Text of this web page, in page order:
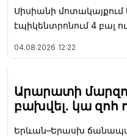
Սիսիանի մոտակայքում
էպիկենտրոնում 4 բալ
04.08.2026 12:22
Արարատի
բախվել․ կա զոհ
Երևան–Երասխ